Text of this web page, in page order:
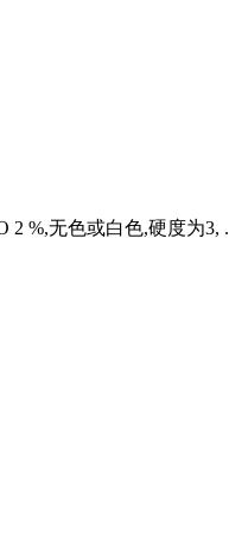
2 %,无色或白色,硬度为3, .